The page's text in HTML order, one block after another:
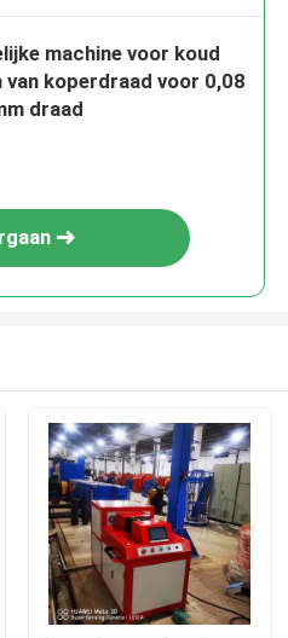
machine voor koud
van koperdraad voor 0,08
draad